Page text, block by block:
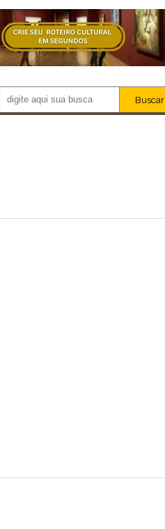
Buscar